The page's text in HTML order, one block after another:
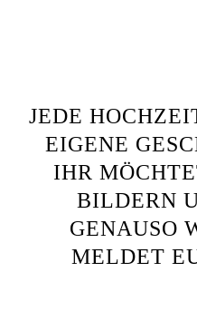
JEDE
EIGENE
IHR
BILDERN
GENAUSO
MELDET